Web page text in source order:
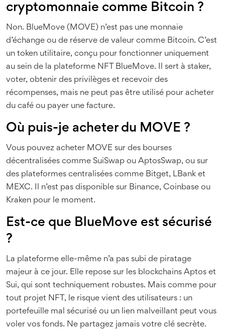
cryptomonnaie comme Bitcoin ?
Non. BlueMove (MOVE) n’est pas une monnaie
d’échange ou de réserve de valeur comme Bitcoin. C’est
un token utilitaire, conçu pour fonctionner uniquement
au sein de la plateforme NFT BlueMove. Il sert à staker,
voter, obtenir des privilèges et recevoir des
récompenses, mais ne peut pas être utilisé pour acheter
du café ou payer une facture.
Où puis-je acheter du MOVE ?
Vous pouvez acheter MOVE sur des bourses
décentralisées comme SuiSwap ou AptosSwap, ou sur
des plateformes centralisées comme Bitget, LBank et
MEXC. Il n’est pas disponible sur Binance, Coinbase ou
Kraken pour le moment.
Est-ce que BlueMove est sécurisé
?
La plateforme elle-même n’a pas subi de piratage
majeur à ce jour. Elle repose sur les blockchains Aptos et
Sui, qui sont techniquement robustes. Mais comme pour
tout projet NFT, le risque vient des utilisateurs : un
portefeuille mal sécurisé ou un lien malveillant peut vous
voler vos fonds. Ne partagez jamais votre clé secrète.